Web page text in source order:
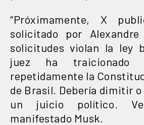
“Próximamente, X
solicitado por
solicitudes violan la ley
juez ha traicionado
repetidamente la
de Brasil. Debería dimitir o
un juicio político.
manifestado Musk.